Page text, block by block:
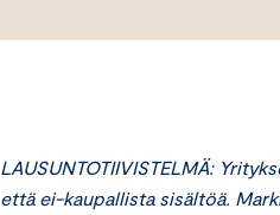
LAUSUNTOTIIVISTELMÄ:
että ei-kaupallista sisältöä.